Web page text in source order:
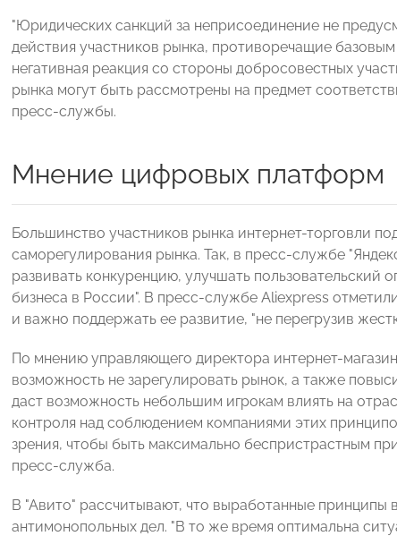
"Юридических санкций за неприсоединение не
действия участников рынка, противоречащие
негативная реакция со стороны добросовестных
рынка могут быть рассмотрены на предмет
пресс-службы.
Мнение цифровых платформ
Большинство участников рынка интернет-торговли
саморегулирования рынка. Так, в пресс-службе
развивать конкуренцию, улучшать пользовательский
бизнеса в России". В пресс-службе Aliexpress
и важно поддержать ее развитие, "не перегрузив
По мнению управляющего директора интернет-
возможность не зарегулировать рынок, а также
даст возможность небольшим игрокам влиять на
контроля над соблюдением компаниями этих
зрения, чтобы быть максимально беспристрастным
пресс-служба.
В "Авито" рассчитывают, что выработанные
антимонопольных дел. "В то же время оптимальна